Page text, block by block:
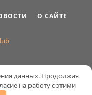
О САЙТЕ
данных. Продолжая
на работу с этими